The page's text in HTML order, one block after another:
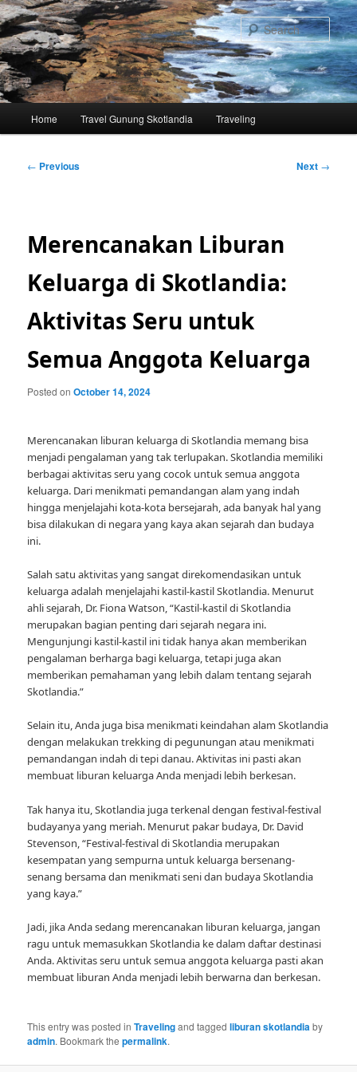
Skip
to
primary
content
Home Travel Gunung Skotlandia Traveling
Post
← Previous Next →
Merencanakan Liburan
Keluarga di Skotlandia:
Aktivitas Seru untuk
Semua Anggota Keluarga
Posted onOctober 14, 2024
Merencanakan liburan keluarga di Skotlandia memang bisa
menjadi pengalaman yang tak terlupakan. Skotlandia memiliki
berbagai aktivitas seru yang cocok untuk semua anggota
keluarga. Dari menikmati pemandangan alam yang indah
hingga menjelajahi kota-kota bersejarah, ada banyak hal yang
bisa dilakukan di negara yang kaya akan sejarah dan budaya
ini.
Salah satu aktivitas yang sangat direkomendasikan untuk
keluarga adalah menjelajahi kastil-kastil Skotlandia. Menurut
ahli sejarah, Dr. Fiona Watson, “Kastil-kastil di Skotlandia
merupakan bagian penting dari sejarah negara ini.
Mengunjungi kastil-kastil ini tidak hanya akan memberikan
pengalaman berharga bagi keluarga, tetapi juga akan
memberikan pemahaman yang lebih dalam tentang sejarah
Skotlandia.”
Selain itu, Anda juga bisa menikmati keindahan alam Skotlandia
dengan melakukan trekking di pegunungan atau menikmati
pemandangan indah di tepi danau. Aktivitas ini pasti akan
membuat liburan keluarga Anda menjadi lebih berkesan.
Tak hanya itu, Skotlandia juga terkenal dengan festival-festival
budayanya yang meriah. Menurut pakar budaya, Dr. David
Stevenson, “Festival-festival di Skotlandia merupakan
kesempatan yang sempurna untuk keluarga bersenang-
senang bersama dan menikmati seni dan budaya Skotlandia
yang kaya.”
Jadi, jika Anda sedang merencanakan liburan keluarga, jangan
ragu untuk memasukkan Skotlandia ke dalam daftar destinasi
Anda. Aktivitas seru untuk semua anggota keluarga pasti akan
membuat liburan Anda menjadi lebih berwarna dan berkesan.
This entry was posted inTravelingand taggedliburan skotlandiaby
admin. Bookmark thepermalink.